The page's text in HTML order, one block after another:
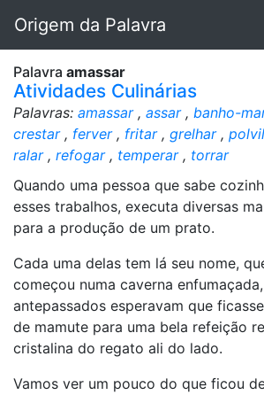
Origem da Palavra
Palavra amassar
Atividades Culinárias
Palavras: amassar, assar, banho-
crestar, ferver, fritar, grelhar,
ralar, refogar, temperar, torrar
Quando uma pessoa que sabe
esses trabalhos, executa diversas
para a produção de um prato.
Cada uma delas tem lá seu nome,
começou numa caverna
antepassados esperavam que
de mamute para uma bela refeição
cristalina do regato ali do lado.
Vamos ver um pouco do que ficou